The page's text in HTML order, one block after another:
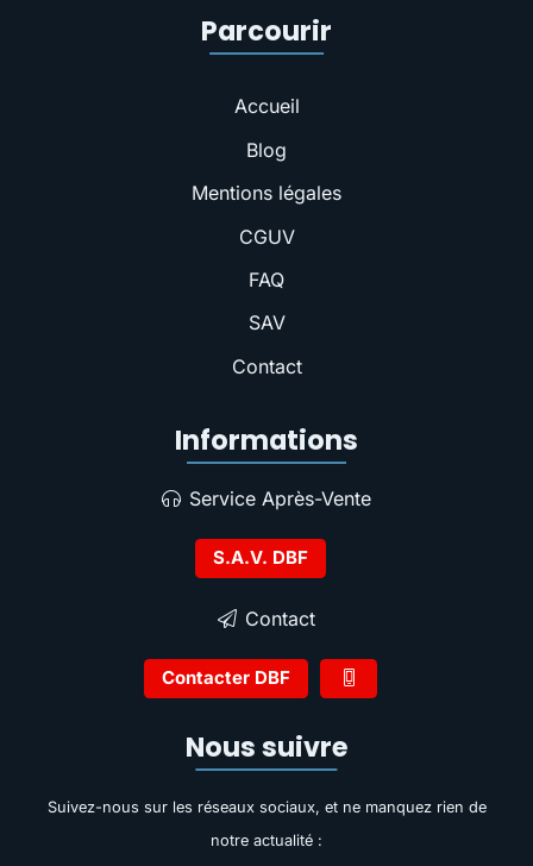
Parcourir
Accueil
Blog
Mentions légales
CGUV
FAQ
SAV
Contact
Informations
Service Après-Vente
S.A.V. DBF
Contact
Contacter DBF
Nous suivre
Suivez-nous sur les réseaux sociaux, et ne manquez rien de
notre actualité :